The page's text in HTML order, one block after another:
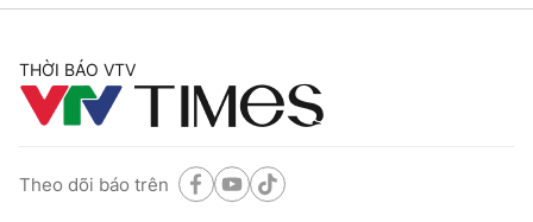
® Cấm sao chép dưới mọi hình thức nếu không có sự chấp
thuận bằng văn bản. Ghi rõ nguồn VTV.vn khi phát hành lại
thông tin từ website này.
THỜI BÁO VTV
Theo dõi báo trên